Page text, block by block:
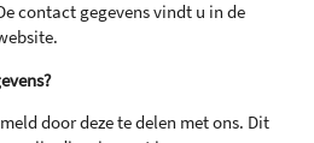
contact gegevens vindt u in de
door deze te delen met ons. Dit